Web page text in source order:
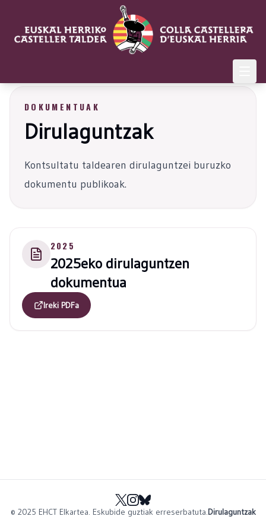
DOKUMENTUAK
Dirulaguntzak
Kontsultatu taldearen dirulaguntzei buruzko
dokumentu publikoak.
2025
2025eko dirulaguntzen
dokumentua
Ireki PDFa
© 2025 EHCT Elkartea. Eskubide guztiak erreserbatuta.Dirulaguntzak